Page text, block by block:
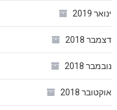
ינואר 2019
דצמבר 2018
נובמבר 2018
אוקטובר 2018